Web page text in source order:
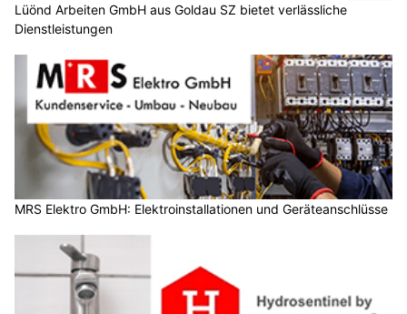
Lüönd Arbeiten GmbH aus Goldau SZ bietet verlässliche
Dienstleistungen
MRS Elektro GmbH: Elektroinstallationen und Geräteanschlüsse